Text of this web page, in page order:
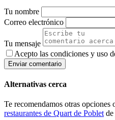
Tu nombre
Correo electrónico
Tu mensaje
Acepto las condiciones y uso
Enviar comentario
Alternativas cerca
Te recomendamos otras opciones
restaurantes de Quart de Poblet